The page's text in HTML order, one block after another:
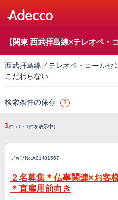
【関東 西武拝島線×テレオペ・
西武拝島線／テレオペ・コールセ
こだわらない
検索条件の保存
1件（1～1件を表示中）
ジョブNo. A01481567
２名募集＊仏事関連×お客
＊直雇用前向き